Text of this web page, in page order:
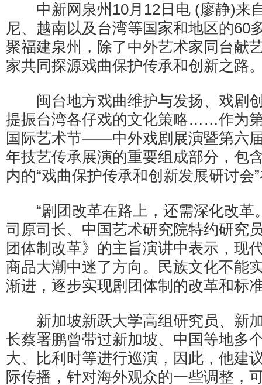
中新网泉州10月12日电 (廖静)来
尼、越南以及台湾等国家和地区的60
聚福建泉州，除了中外艺术家同台献
家共同探源戏曲保护传承和创新之路
闽台地方戏曲维护与发扬、戏剧
提振台湾各仔戏的文化策略……作为
国际艺术节——中外戏剧展演暨第六
年技艺传承展演的重要组成部分，包
内的“戏曲保护传承和创新发展研讨会
“剧团改革在路上，还需深化改革
司原司长、中国艺术研究院特约研究
团体制改革》的主旨演讲中表示，现
商品大潮中迷了方向。民族文化不能
渐进，逐步实现剧团体制的改革和标
新加坡新跃大学高组研究员、新
长蔡署鹏曾带过新加坡、中国等地多
大、比利时等进行巡演，因此，他建
际传播，针对海外观众的一些调整，